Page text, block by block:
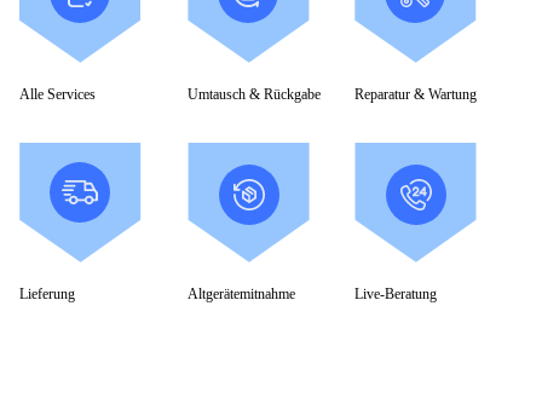
Alle Services Umtausch & Rückgabe Reparatur & Wartung
Lieferung Altgerätemitnahme Live-Beratung